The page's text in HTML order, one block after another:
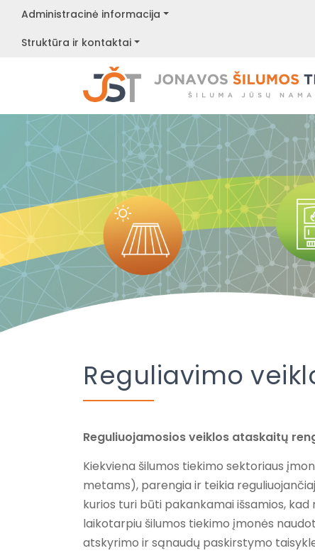
Administracinė informacija
Struktūra ir kontaktai
Reguliavimo
Reguliuojamosios veiklos ataskaitų
Kiekviena šilumos tiekimo sektoriaus
metams), parengia ir teikia
kurios turi būti pakankamai išsamios,
laikotarpiu šilumos tiekimo įmonės
atskyrimo ir sąnaudų paskirstymo